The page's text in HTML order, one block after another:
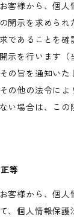
客様から、個人
開示を求められ
であることを確
示を行います（
の旨を通知いた
の他の法令によ
い場合は、この
等
客様から、個人
、個人情報保護